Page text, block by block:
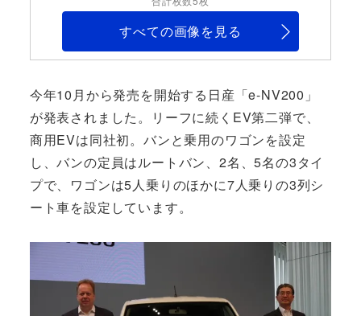
すべての画像を見る
今年10月から発売を開始する日産「e-NV200」
が発表されました。リーフに続くEV第二弾で、
商用EVは同社初。バンと乗用のワゴンを設定
し、バンの定員はルートバン、2名、5名の3タイ
プで、ワゴンは5人乗りのほかに7人乗りの3列シ
ート車を設定しています。